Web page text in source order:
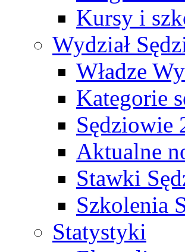
Kursy i
Wydział
Władze
Kategorie
Sędziowie
Aktualne
Stawki
Szkolenia
Statystyki